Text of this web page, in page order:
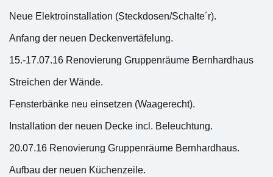
Neue Elektroinstallation (Steckdosen/Schalte´r).
Anfang der neuen Deckenvertäfelung.
15.-17.07.16 Renovierung Gruppenräume Bernhardhaus
Streichen der Wände.
Fensterbänke neu einsetzen (Waagerecht).
Installation der neuen Decke incl. Beleuchtung.
20.07.16 Renovierung Gruppenräume Bernhardhaus.
Aufbau der neuen Küchenzeile.